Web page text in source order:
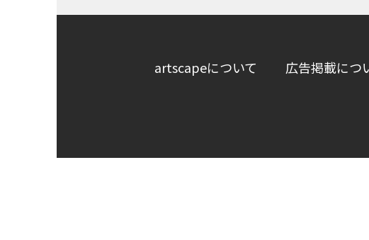
artscapeについて 広告掲載につ